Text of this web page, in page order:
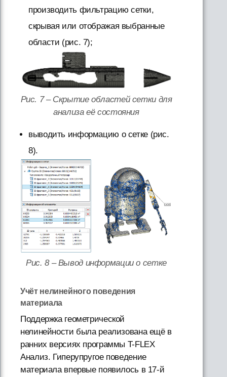
производить фильтрацию сетки,
скрывая или отображая выбранные
области (рис. 7);
Рис. 7 – Скрытие областей сетки для
анализа её состояния
выводить информацию о сетке (рис.
8).
Рис. 8 – Вывод информации о сетке
Учёт нелинейного поведения
материала
Поддержка геометрической
нелинейности была реализована ещё в
ранних версиях программы T-FLEX
Анализ. Гиперупругое поведение
материала впервые появилось в 17-й